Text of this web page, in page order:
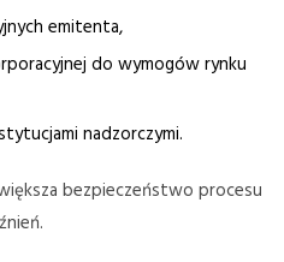
emitenta,
do wymogów rynku
nadzorczymi.
bezpieczeństwo procesu